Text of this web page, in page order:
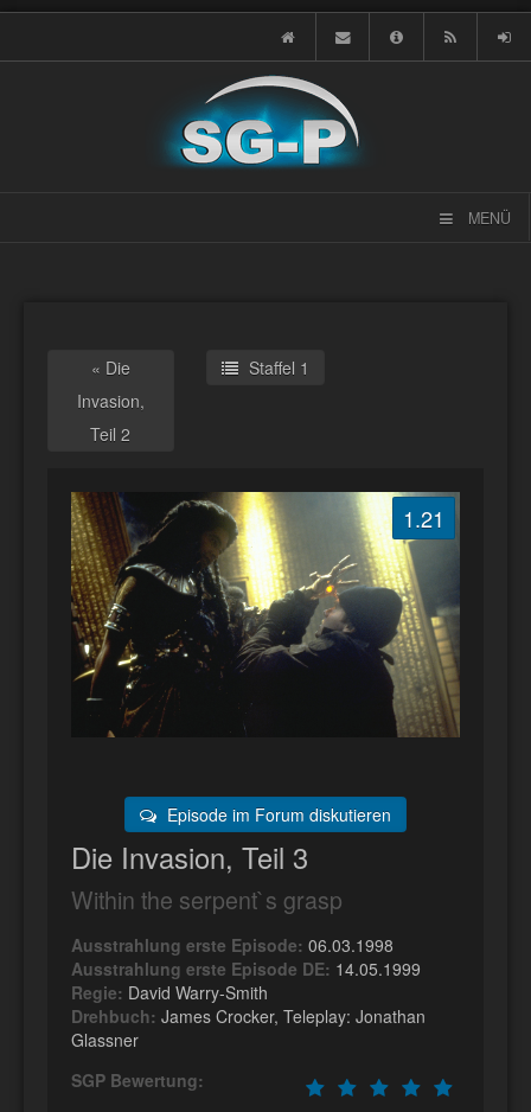
MENÜ
« Die
Invasion,
Teil 2
Staffel 1
1.21
Episode im Forum diskutieren
Die Invasion, Teil 3
Within the serpent`s grasp
Ausstrahlung erste Episode: 06.03.1998
Ausstrahlung erste Episode DE: 14.05.1999
Regie: David Warry-Smith
Drehbuch: James Crocker, Teleplay: Jonathan
Glassner
SGP Bewertung: